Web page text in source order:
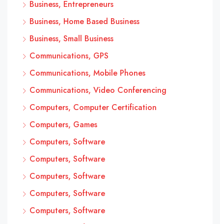
Business, Entrepreneurs
Business, Home Based Business
Business, Small Business
Communications, GPS
Communications, Mobile Phones
Communications, Video Conferencing
Computers, Computer Certification
Computers, Games
Computers, Software
Computers, Software
Computers, Software
Computers, Software
Computers, Software